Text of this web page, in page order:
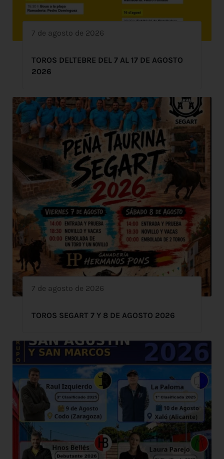
7 de agosto de 2026
TOROS DELTEBRE DEL 7 AL 17 DE AGOSTO
2026
7 de agosto de 2026
TOROS SEGART 7 Y 8 DE AGOSTO 2026